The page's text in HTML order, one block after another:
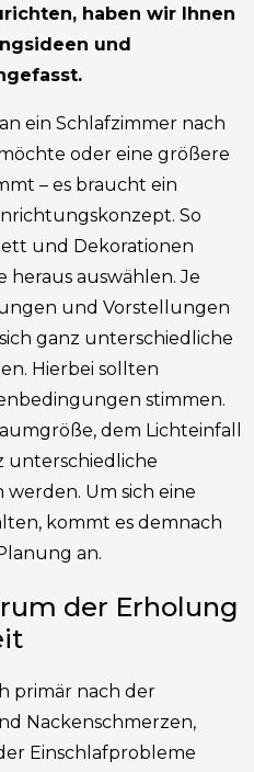
haben wir Ihnen
und
ein Schlafzimmer nach
oder eine größere
– es braucht ein
So
und Dekorationen
heraus auswählen. Je
und Vorstellungen
ganz unterschiedliche
Hierbei sollten
stimmen.
dem Lichteinfall
unterschiedliche
Um sich eine
kommt es demnach
an.
der Erholung
primär nach der
Nackenschmerzen,
Einschlafprobleme